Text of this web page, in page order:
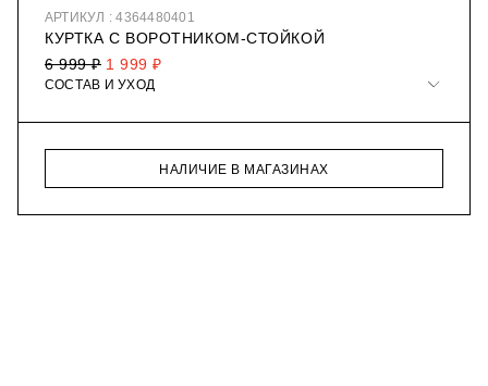
АРТИКУЛ : 4364480401
КУРТКА С ВОРОТНИКОМ-СТОЙКОЙ
1 999 ₽
6 999 ₽
СОСТАВ И УХОД
НАЛИЧИЕ В МАГАЗИНАХ